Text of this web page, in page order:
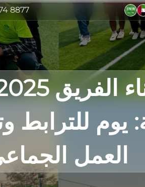
8877
يوم للترابط
العمل